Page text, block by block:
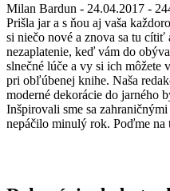
Milan Bardun - 24.04.2017 -
Prišla jar a s ňou aj vaša
si niečo nové a znova sa tu cítiť
nezaplatenie, keď vám do
slnečné lúče a vy si ich
pri obľúbenej knihe. Naša
moderné dekorácie do jarného
Inšpirovali sme sa
nepáčilo minulý rok. Poďme na